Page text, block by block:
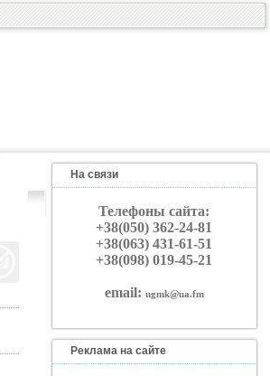
На связи
Телефоны сайта:
+38(050) 362-24-81
+38(063) 431-61-51
+38(098) 019-45-21
email: ugmk@ua.fm
Реклама на сайте